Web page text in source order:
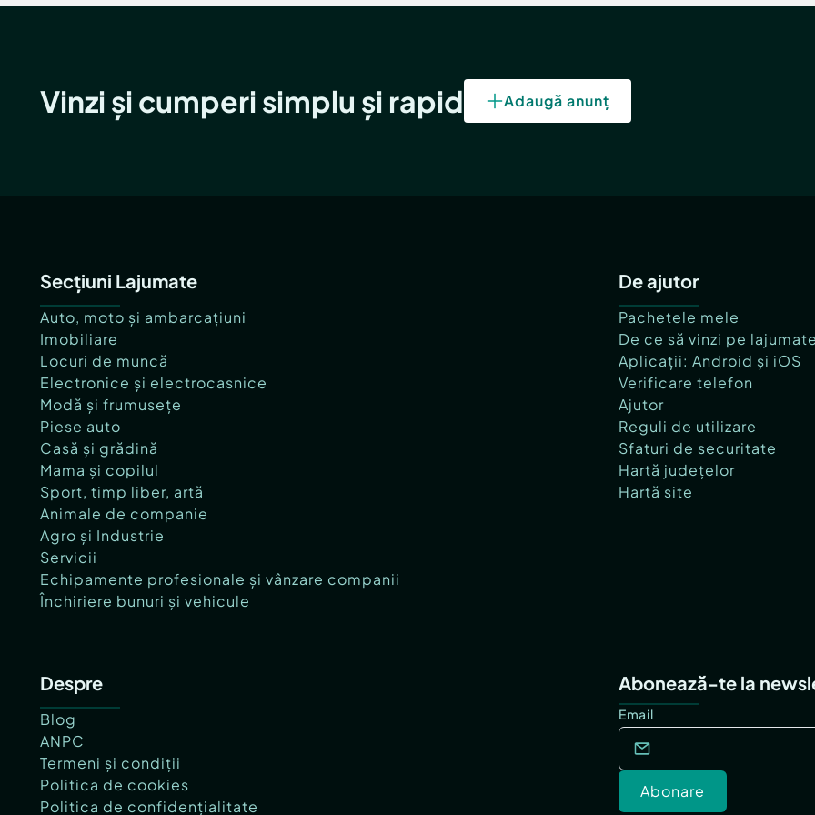
Vinzi și cumperi simplu și rapid Adaugă anunț
Secțiuni Lajumate
Auto, moto și ambarcațiuni
Imobiliare
Locuri de muncă
Electronice și electrocasnice
Modă și frumusețe
Piese auto
Casă și grădină
Mama și copilul
Sport, timp liber, artă
Animale de companie
Agro și Industrie
Servicii
Echipamente profesionale și vânzare companii
Închiriere bunuri și vehicule
De ajutor
Pachetele mele
De ce să vinzi pe
Aplicații: Android și iOS
Verificare telefon
Ajutor
Reguli de utilizare
Sfaturi de securitate
Hartă județelor
Hartă site
Despre
Blog
ANPC
Termeni și condiții
Politica de cookies
Politica de confidențialitate
Abonează-te la
Email
Abonare